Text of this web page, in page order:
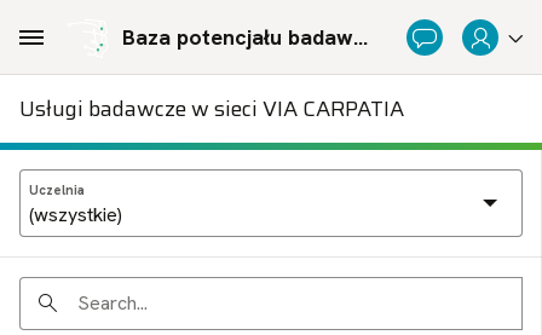
Baza potencjału badawczego Politechnicznej Sieci Via Carpatia im. Prezydenta RP Lecha Kaczyńskiego
Usługi badawcze w sieci VIA CARPATIA
Uczelnia
Search